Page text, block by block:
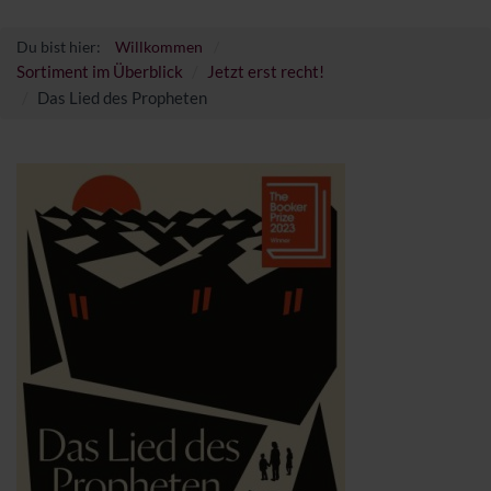
Du bist hier: Willkommen
Sortiment im Überblick
Jetzt erst recht!
Das Lied des Propheten